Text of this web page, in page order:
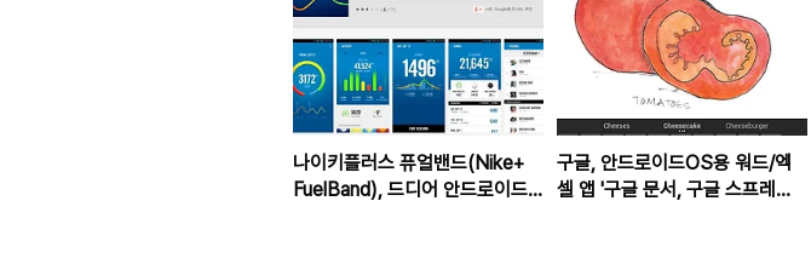
나이키플러스 퓨얼밴드(Nike+
FuelBand), 드디어 안드로이드
구글, 안드로이드OS용 워드/엑
셀 앱 '구글 문서, 구글 스프레드